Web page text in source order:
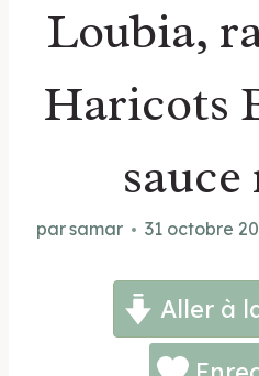
Loubia,
Haricots
sauce
parsamar 31 octobre
Aller à